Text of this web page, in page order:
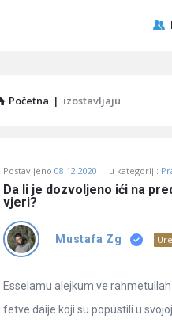
Početna | izostavljaju
Postavljeno 08.12.2020 u kategoriji:
Da li je dozvoljeno ići na
vjeri?
Mustafa Zg
Esselamu alejkum ve
fetve daije koji su popustili u